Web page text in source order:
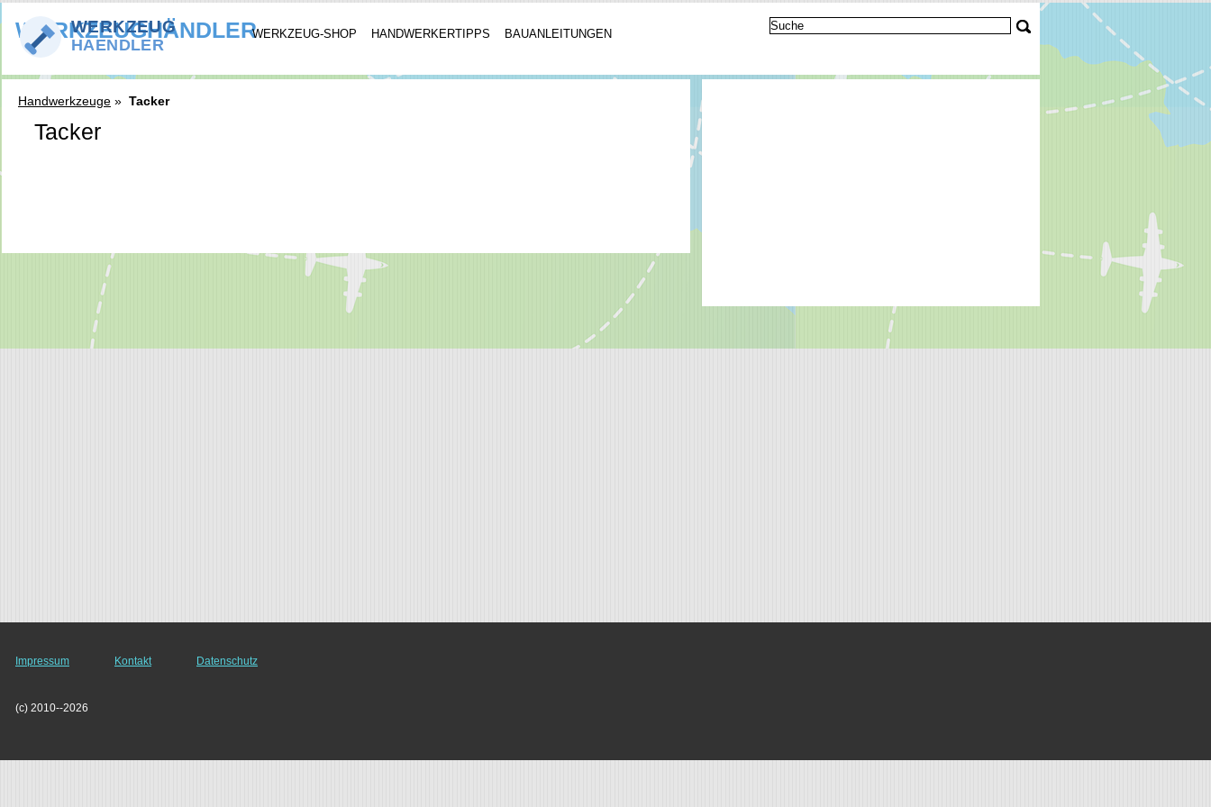
WERKZEUGHÄNDLERWERKZEUG-SHOP HANDWERKERTIPPS BAUANLEITUNGEN
Handwerkzeuge » Tacker
Tacker
Impressum Kontakt Datenschutz
(c) 2010--2026